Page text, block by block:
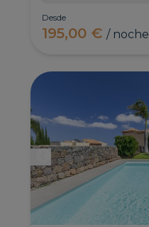
Desde
195,00 €/ noche